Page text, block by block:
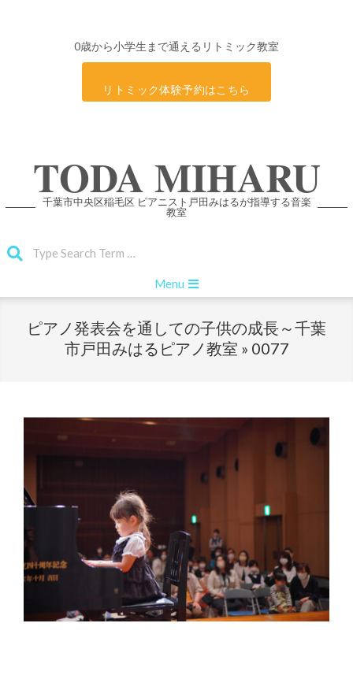
0歳から小学生まで通えるリトミック教室
リトミック体験予約はこちら
TODA MIHARU
千葉市中央区稲毛区 ピアニスト戸田みはるが指導する音楽
教室
Navigation
Menu
ピアノ発表会を通しての子供の成長～千葉
市戸田みはるピアノ教室 » 0077